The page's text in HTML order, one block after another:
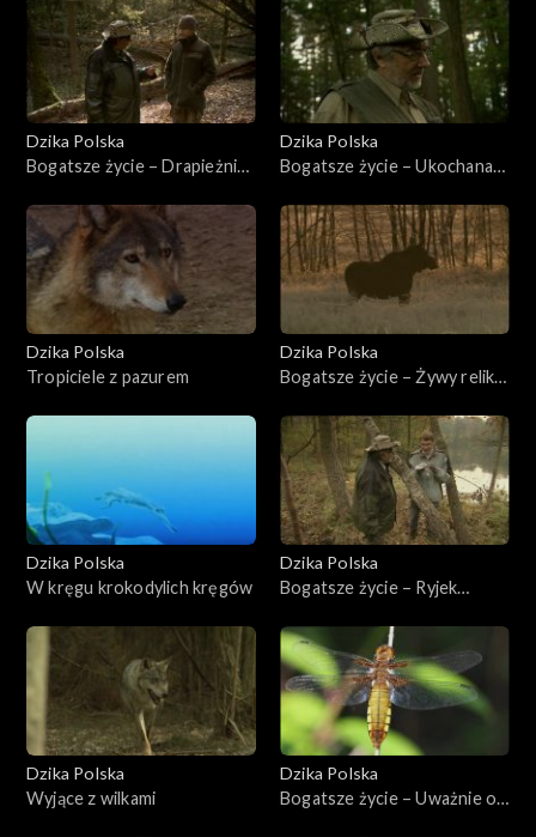
Dzika Polska
Bogatsze życie – Drapieżnicy
Dzika Polska
Bogatsze życie – Ukochana
Dzika Polska
Tropiciele z pazurem
Dzika Polska
Bogatsze życie – Żywy relikt
Dzika Polska
W kręgu krokodylich kręgów
Dzika Polska
Bogatsze życie – Ryjek
Dzika Polska
Wyjące z wilkami
Dzika Polska
Bogatsze życie – Uważnie o